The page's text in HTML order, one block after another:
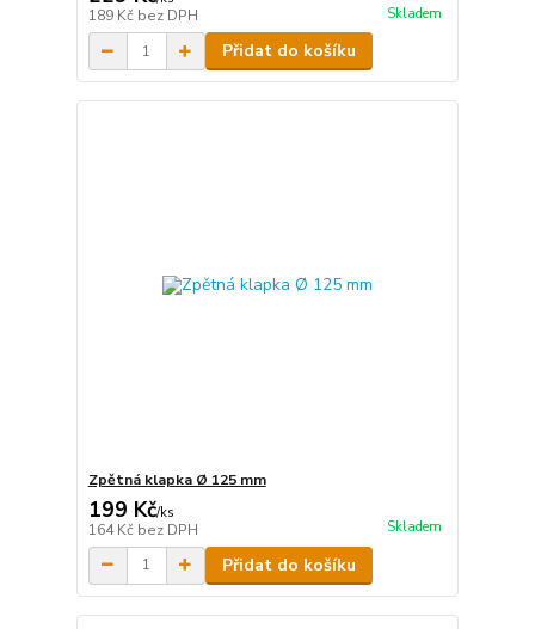
189 Kč bez DPH Skladem
Přidat do košíku
Zpětná klapka Ø 125 mm
199 Kč/ks
164 Kč bez DPH Skladem
Přidat do košíku